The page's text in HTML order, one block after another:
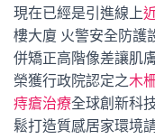
現在已經是引進線上
樓大廈 火警安全防護
併矯正高階像差讓肌
榮獲行政院認定之木
痔瘡治療全球創新科
鬆打造質感居家環境